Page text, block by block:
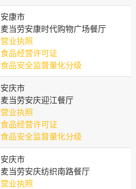
安康市
麦当劳安康时代购物广场餐厅
营业执照
食品经营许可证
食品安全监督量化分级
安庆市
麦当劳安庆迎江餐厅
营业执照
食品经营许可证
食品安全监督量化分级
安庆市
麦当劳安庆纺织南路餐厅
营业执照